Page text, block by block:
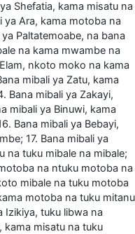
Shefatia, kama misatu na
ya Ara, kama motoba na
Paltatemoabe, na bana
na kama mwambe na
nkoto moko na kama
mibali ya Zatu, kama
Bana mibali ya Zakayi,
mibali ya Binuwi, kama
Bana mibali ya Bebayi,
17. Bana mibali ya
na tuku mibale na mibale;
na ntuku motoba na
mibale na tuku motoba
motoba na tuku mitanu
Izikiya, tuku libwa na
kama misatu na tuku